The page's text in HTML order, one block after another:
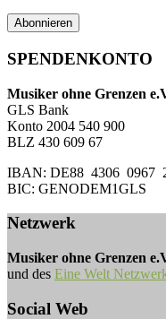
SPENDENKONTO
Musiker ohne Grenzen
GLS Bank
Konto 2004 540 900
BLZ 430 609 67
IBAN: DE88 4306 0967
BIC: GENODEM1GLS
Netzwerk
Musiker ohne Grenzen
und des Eine Welt
Social Web